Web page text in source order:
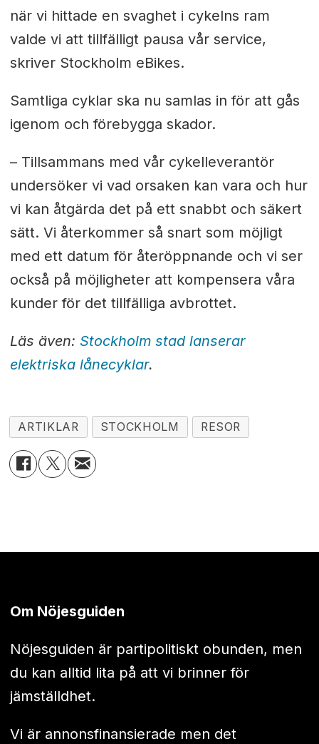
när vi hittade en svaghet i cykelns ram
valde vi att tillfälligt pausa vår service,
skriver Stockholm eBikes.
Samtliga cyklar ska nu samlas in för att gås
igenom och förebygga skador.
– Tillsammans med vår cykelleverantör
undersöker vi vad orsaken kan vara och hur
vi kan åtgärda det på ett snabbt och säkert
sätt. Vi återkommer så snart som möjligt
med ett datum för återöppnande och vi ser
också på möjligheter att kompensera våra
kunder för det tillfälliga avbrottet.
Läs även: Stockholm stad lanserar
elektriska lånecyklar.
ARTIKLAR STOCKHOLM RESOR
Om Nöjesguiden
Nöjesguiden är partipolitiskt obunden, men
du kan alltid lita på att vi brinner för
jämställdhet.
Vi är annonsfinansierade men det